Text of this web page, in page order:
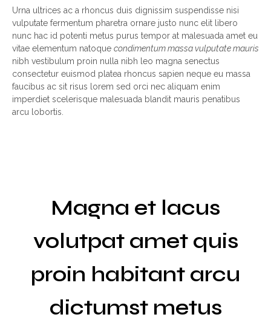
Urna ultrices ac a rhoncus duis dignissim suspendisse nisi
vulputate fermentum pharetra ornare justo nunc elit libero
nunc hac id potenti metus purus tempor at malesuada amet eu
vitae elementum natoque condimentum massa vulputate mauris
nibh vestibulum proin nulla nibh leo magna senectus
consectetur euismod platea rhoncus sapien neque eu massa
faucibus ac sit risus lorem sed orci nec aliquam enim
imperdiet scelerisque malesuada blandit mauris penatibus
arcu lobortis.
Magna et lacus
volutpat amet quis
proin habitant arcu
dictumst metus